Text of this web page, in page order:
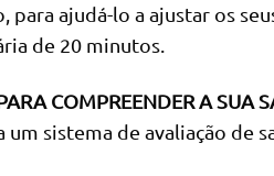
para ajudá-lo a ajustar os
de 20 minutos.
COMPREENDER A SUA
sistema de avaliação de